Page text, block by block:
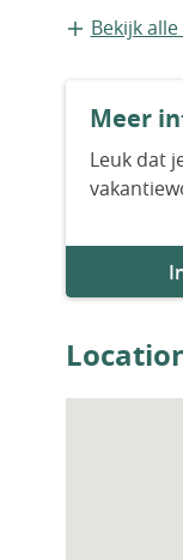
Bestaande
Aantal
Bekijk
Meer
Leuk dat